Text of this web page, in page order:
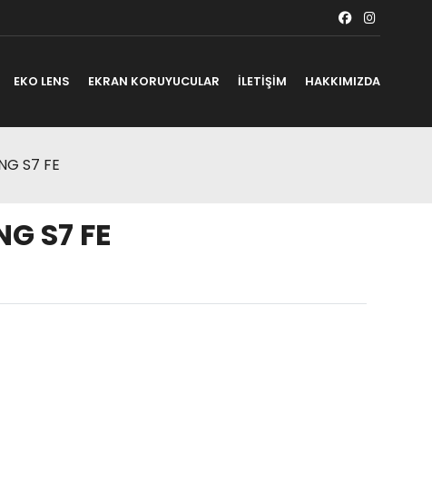
EKO LENS EKRAN KORUYUCULAR İLETİŞİM HAKKIMIZDA
S7 FE
S7 FE